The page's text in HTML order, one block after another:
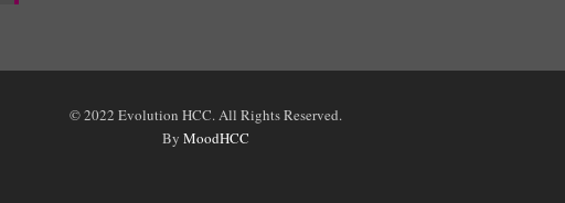
© 2022 Evolution HCC. All Rights Reserved.
By MoodHCC